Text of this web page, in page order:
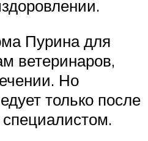
Пурина для
ветеринаров,
Но
только после
специалистом.